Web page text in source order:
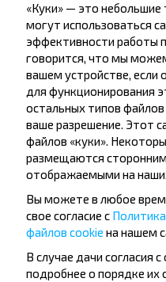
Кобрин
Жабинка
Кобрин
Бяла-Подляска
Кобрин
Варшава
«Куки» — это
могут использоваться
эффективности работы
говорится, что мы
вашем устройстве,
для функционирования
остальных типов
ваше разрешение. Этот
файлов «куки».
размещаются
отображаемыми на
Вы можете в любое
свое согласие с
файлов cookie на нашем
В случае дачи согласия
подробнее о порядке